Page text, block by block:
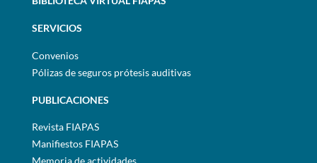
SERVICIOS
Convenios
Pólizas de seguros prótesis auditivas
PUBLICACIONES
Revista FIAPAS
Manifiestos FIAPAS
Memoria de actividades